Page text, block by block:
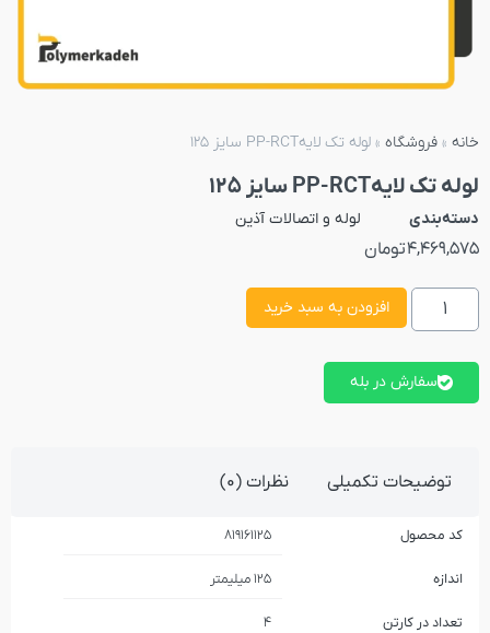
خانه » فروشگاه » لوله تک لایهPP-RCT سایز 125
لوله تک لایهPP-RCT سایز 125
دسته‌بندی لوله و اتصالات آذین
4,469,575تومان
افزودن به سبد خرید
سفارش در بله
توضیحات تکمیلی نظرات (0)
کد محصول 819161125
اندازه 125 میلیمتر
تعداد در کارتن 4